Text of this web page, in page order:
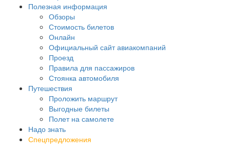
Полезная информация
Обзоры
Стоимость билетов
Онлайн
Официальный сайт авиакомпаний
Проезд
Правила для пассажиров
Стоянка автомобиля
Путешествия
Проложить маршрут
Выгодные билеты
Полет на самолете
Надо знать
Спецпредложения